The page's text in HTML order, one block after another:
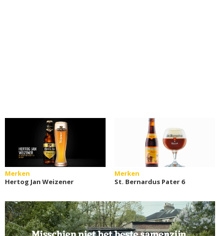
Merken
Hertog Jan Weizener
Merken
St. Bernardus Pater 6